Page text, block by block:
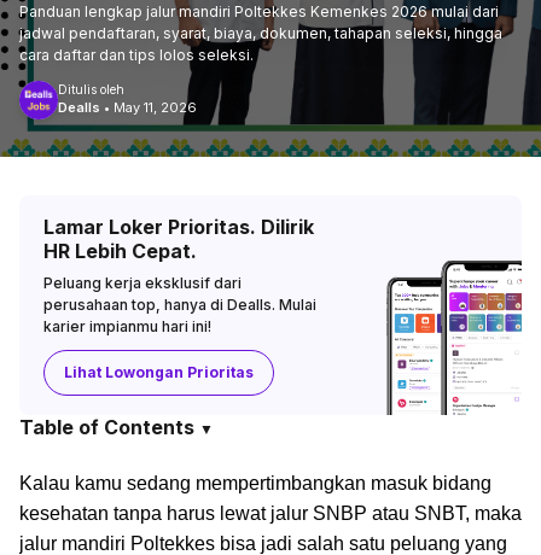
Panduan lengkap jalur mandiri Poltekkes Kemenkes 2026 mulai dari
jadwal pendaftaran, syarat, biaya, dokumen, tahapan seleksi, hingga
cara daftar dan tips lolos seleksi.
Ditulis oleh
Dealls • May 11, 2026
Lamar Loker Prioritas. Dilirik
HR Lebih Cepat.
Peluang kerja eksklusif dari
perusahaan top, hanya di Dealls. Mulai
karier impianmu hari ini!
Lihat Lowongan Prioritas
Table of Contents ▼
Kalau kamu sedang mempertimbangkan masuk bidang
kesehatan tanpa harus lewat jalur SNBP atau SNBT, maka
jalur mandiri Poltekkes bisa jadi salah satu peluang yang